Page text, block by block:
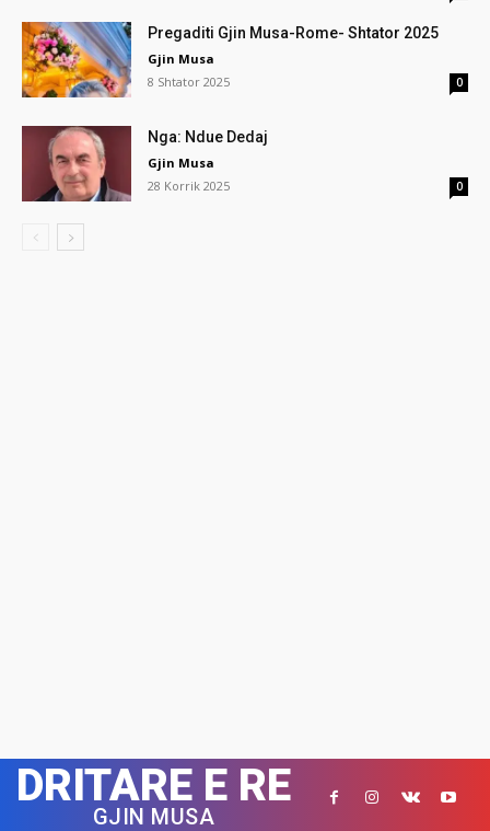
Pregaditi Gjin Musa-Rome- Shtator 2025
Gjin Musa
8 Shtator 2025
0
Nga: Ndue Dedaj
Gjin Musa
28 Korrik 2025
0
DRITARE E RE
GJIN MUSA